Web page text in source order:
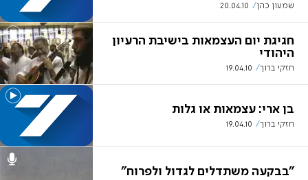
שמעון כהן 20.04.10
חגיגת יום העצמאות בישיבת הרעיון
היהודי
חזקי ברוך 19.04.10
בן ארי: עצמאות או גלות
חזקי ברוך 19.04.10
"בבקעה משתדלים לגדול ולפרוח"